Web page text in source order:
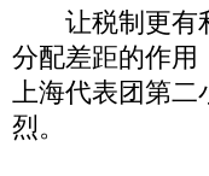
让税制更有利
分配差距的作
上海代表团第二
烈。